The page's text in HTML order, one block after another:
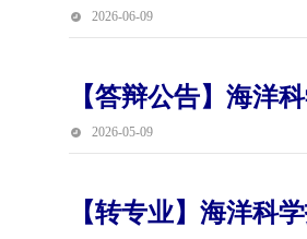
2026-06-09
【答辩公告】海洋
2026-05-09
【转专业】海洋科